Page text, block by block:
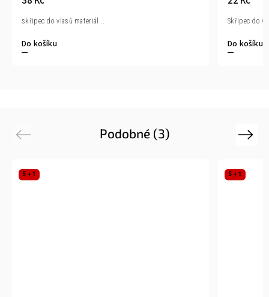
Do košíku
skřipec do vlasů materiál...
Do košíku
Skřipec do
Podobné (3)
Previous
5 + 1 5 + 1
Next